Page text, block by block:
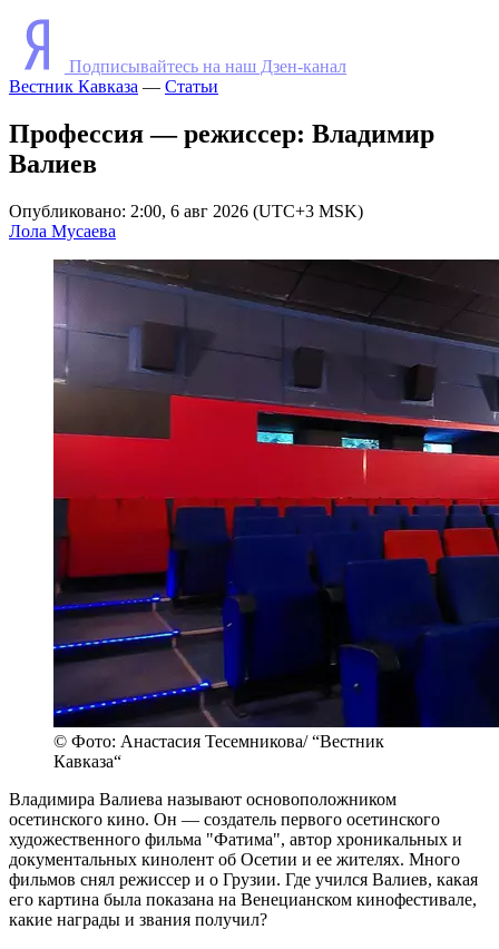
Подписывайтесь на наш Дзен-канал
Вестник Кавказа — Статьи
Профессия — режиссер: Владимир
Валиев
Опубликовано: 2:00, 6 авг 2026 (UTC+3 MSK)
Лола Мусаева
© Фото: Анастасия Тесемникова/ “Вестник
Кавказа“
Владимира Валиева называют основоположником
осетинского кино. Он — создатель первого осетинского
художественного фильма "Фатима", автор хроникальных и
документальных кинолент об Осетии и ее жителях. Много
фильмов снял режиссер и о Грузии. Где учился Валиев, какая
его картина была показана на Венецианском кинофестивале,
какие награды и звания получил?